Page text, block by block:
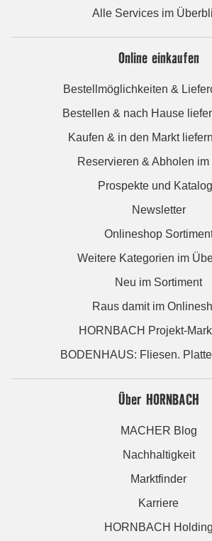
Alle Services im
Online einkaufen
Bestellmöglichkeiten &
Bestellen & nach Hause
Kaufen & in den Markt
Reservieren & Abholen im
Prospekte und
Newsletter
Onlineshop
Weitere Kategorien im
Neu im Sortiment
Raus damit im
HORNBACH Projekt-
BODENHAUS: Fliesen.
Über HORNBACH
MACHER Blog
Nachhaltigkeit
Marktfinder
Karriere
HORNBACH Holding